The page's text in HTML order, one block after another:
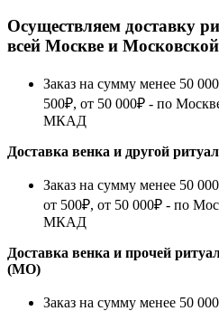
Осуществляем доставку
всей Москве и
Заказ на сумму менее 50
500₽, от 50 000₽ - по
МКАД
Доставка венка и другой
Заказ на сумму менее 50
от 500₽, от 50 000₽ - по
МКАД
Доставка венка и прочей
(МО)
Заказ на сумму менее 50